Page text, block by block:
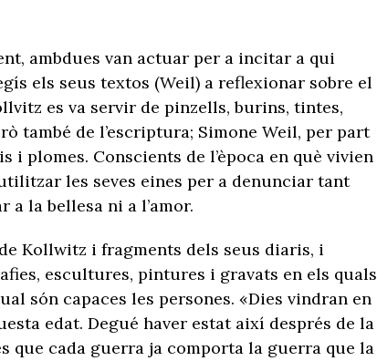
ambdues van actuar per a incitar a qui
els seus textos (Weil) a reflexionar sobre el
es va servir de pinzells, burins, tintes,
també de l’escriptura; Simone Weil, per part
i plomes. Conscients de l’època en què vivien
les seves eines per a denunciar tant
a la bellesa ni a l’amor.
Kollwitz i fragments dels seus diaris, i
escultures, pintures i gravats en els quals
són capaces les persones. «Dies vindran en
edat. Degué haver estat així després de la
que cada guerra ja comporta la guerra que la